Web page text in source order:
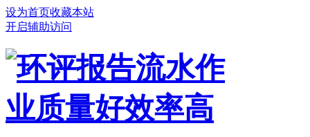
设为首页收藏本站
开启辅助访问